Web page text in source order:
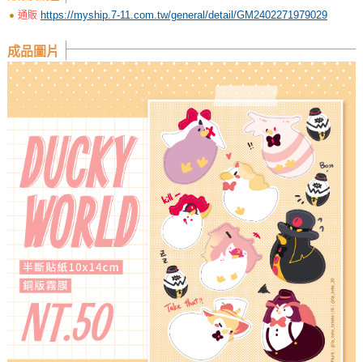
通販 https://myship.7-11.com.tw/general/detail/GM2402271979029
成品圖片